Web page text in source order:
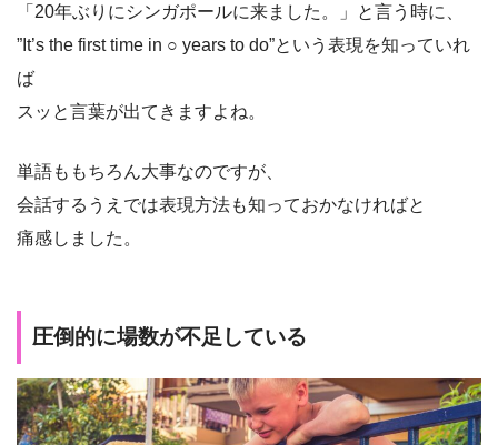
「20年ぶりにシンガポールに来ました。」と言う時に、
”It’s the first time in ○ years to do”という表現を知っていれ
ば
スッと言葉が出てきますよね。
単語ももちろん大事なのですが、
会話するうえでは表現方法も知っておかなければと
痛感しました。
圧倒的に場数が不足している